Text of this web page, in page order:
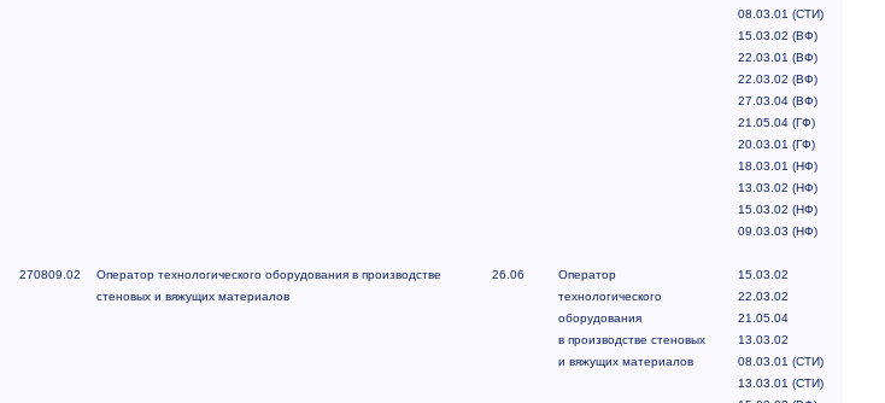
08.03.01 (СТИ)
15.03.02 (ВФ)
22.03.01 (ВФ)
22.03.02 (ВФ)
27.03.04 (ВФ)
21.05.04 (ГФ)
20.03.01 (ГФ)
18.03.01 (НФ)
13.03.02 (НФ)
15.03.02 (НФ)
09.03.03 (НФ)
270809.02
Оператор технологического оборудования в производстве
стеновых и вяжущих материалов
26.06
Оператор
технологического
оборудования
в производстве стеновых
и вяжущих материалов
15.03.02
22.03.02
21.05.04
13.03.02
08.03.01 (СТИ)
13.03.01 (СТИ)